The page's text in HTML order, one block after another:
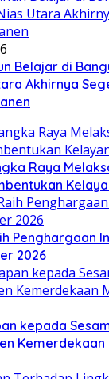
Belajar di
Akhirnya
Raya
Penghargaan
2026
kepada
Kemerdekaan